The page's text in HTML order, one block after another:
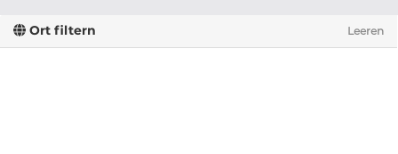
Ort filtern Leeren